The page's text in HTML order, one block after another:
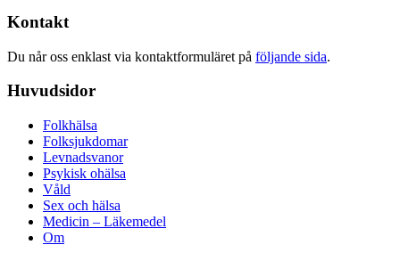
Kontakt
Du når oss enklast via kontaktformuläret på följande sida.
Huvudsidor
Folkhälsa
Folksjukdomar
Levnadsvanor
Psykisk ohälsa
Våld
Sex och hälsa
Medicin – Läkemedel
Om